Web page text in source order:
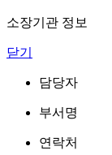
소장기관 정보
닫기
담당자
부서명
연락처